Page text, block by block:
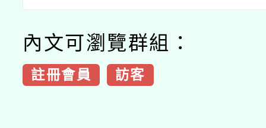
內文可瀏覽群組：
註冊會員 訪客